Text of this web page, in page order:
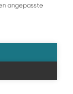
angepasste